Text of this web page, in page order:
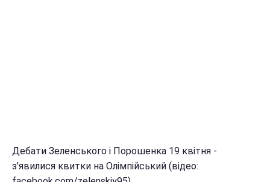
Дебати Зеленського і Порошенка 19 квітня -
з'явилися квитки на Олімпійський (відео: